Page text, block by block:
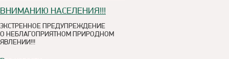
ВНИМАНИЮ НАСЕЛЕНИЯ!!!
ЭКСТРЕННОЕ ПРЕДУПРЕЖДЕНИЕ
О НЕБЛАГОПРИЯТНОМ ПРИРОДНОМ
ЯВЛЕНИИ!!!